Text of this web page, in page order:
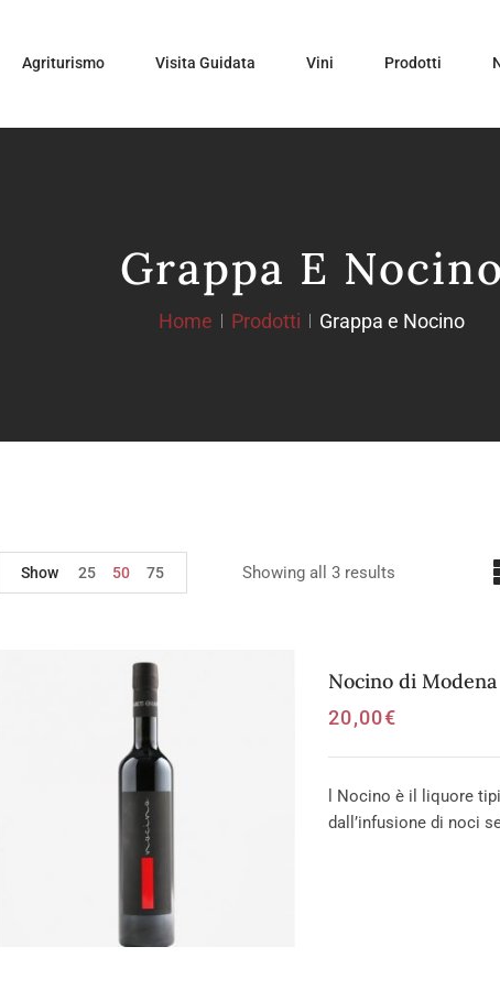
Agriturismo Visita Guidata Vini Prodotti
Grappa E Nocino
Home Prodotti Grappa e Nocino
Showing all 3 results
Show 25 50 75
Nocino di Modena
20,00€
l Nocino è il liquore
dall’infusione di noci